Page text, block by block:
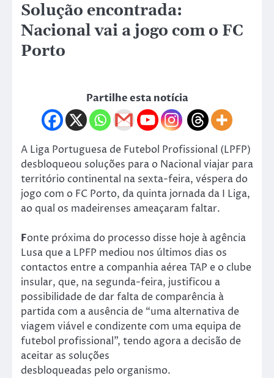
Solução encontrada:
Nacional vai a jogo com o FC
Porto
Partilhe esta notícia
A Liga Portuguesa de Futebol Profissional (LPFP)
desbloqueou soluções para o Nacional viajar para
território continental na sexta-feira, véspera do
jogo com o FC Porto, da quinta jornada da I Liga,
ao qual os madeirenses ameaçaram faltar.
Fonte próxima do processo disse hoje à agência
Lusa que a LPFP mediou nos últimos dias os
contactos entre a companhia aérea TAP e o clube
insular, que, na segunda-feira, justificou a
possibilidade de dar falta de comparência à
partida com a ausência de “uma alternativa de
viagem viável e condizente com uma equipa de
futebol profissional”, tendo agora a decisão de
aceitar as soluções
desbloqueadas pelo organismo.